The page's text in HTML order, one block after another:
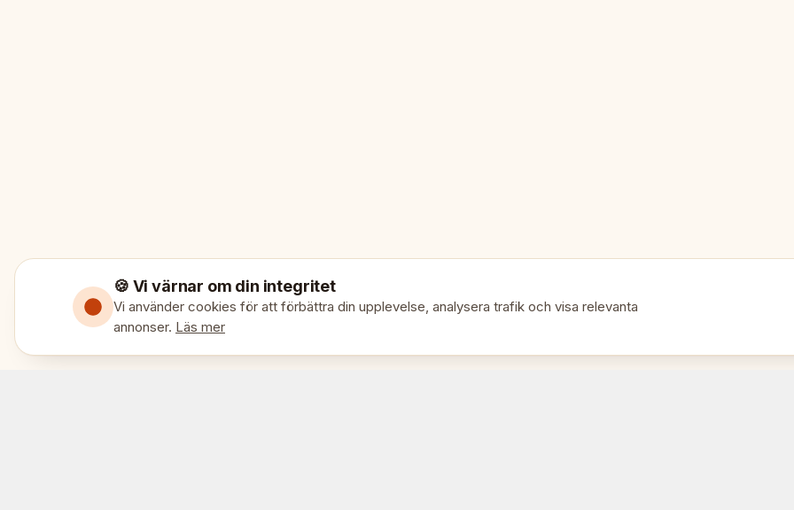
🍪 Vi värnar om din integritet
Vi använder cookies för att förbättra din upplevelse, analysera trafik och visa relevanta
annonser. Läs mer